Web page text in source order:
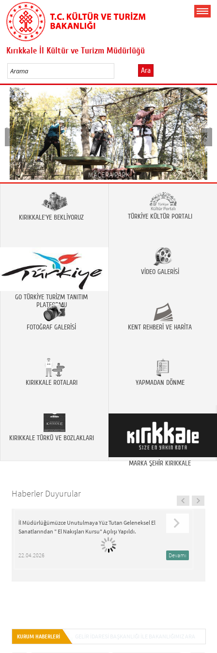
Kırıkkale İl Kültür ve Turizm Müdürlüğü
Ara
MACERA PARK
KIRIKKALE'YE BEKLİYORUZ TÜRKİYE KÜLTÜR PORTALI
GO TÜRKİYE TURİZM TANITIM
PLATFORMU
VİDEO GALERİSİ
FOTOĞRAF GALERİSİ KENT REHBERİ VE HARİTA
KIRIKKALE ROTALARI YAPMADAN DÖNME
KIRIKKALE TÜRKÜ VE BOZLAKLARI
MARKA ŞEHİR KIRIKKALE
Haberler Duyurular
İl Müdürlüğümüzce Unutulmaya Yüz Tutan Geleneksel El
Sanatlarından " El Nakışları Kursu" Açılışı Yapıldı.
22.04.2026 Devamı
KURUM HABERLERİ